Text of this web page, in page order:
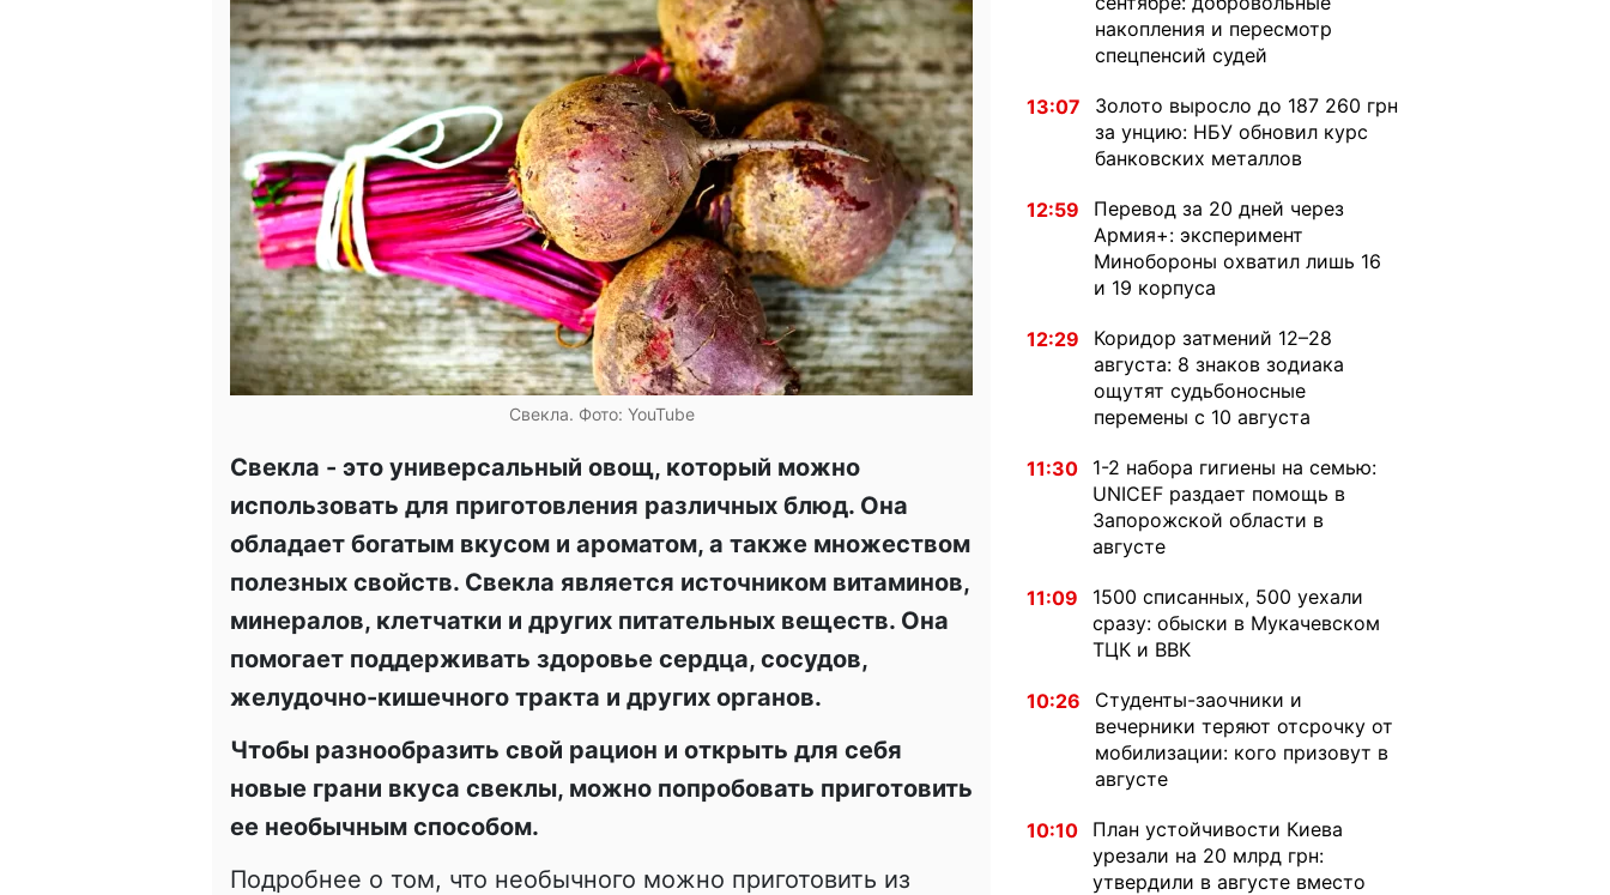
Свекла. Фото: YouTube
Свекла - это универсальный овощ, который можно
использовать для приготовления различных блюд. Она
обладает богатым вкусом и ароматом, а также множеством
полезных свойств. Свекла является источником витаминов,
минералов, клетчатки и других питательных веществ. Она
помогает поддерживать здоровье сердца, сосудов,
желудочно-кишечного тракта и других органов.
Чтобы разнообразить свой рацион и открыть для себя
новые грани вкуса свеклы, можно попробовать приготовить
ее необычным способом.
Подробнее о том, что необычного можно приготовить из
накопления и пересмотр
спецпенсий судей
13:07
Золото выросло до 187 260 грн
за унцию: НБУ обновил курс
банковских металлов
12:59
Перевод за 20 дней через
Армия+: эксперимент
Минобороны охватил лишь 16
и 19 корпуса
12:29
Коридор затмений 12–28
августа: 8 знаков зодиака
ощутят судьбоносные
перемены с 10 августа
11:30
1-2 набора гигиены на семью:
UNICEF раздает помощь в
Запорожской области в
августе
11:09
1500 списанных, 500 уехали
сразу: обыски в Мукачевском
ТЦК и ВВК
10:26
Студенты-заочники и
вечерники теряют отсрочку от
мобилизации: кого призовут в
августе
10:10
План устойчивости Киева
урезали на 20 млрд грн:
утвердили в августе вместо